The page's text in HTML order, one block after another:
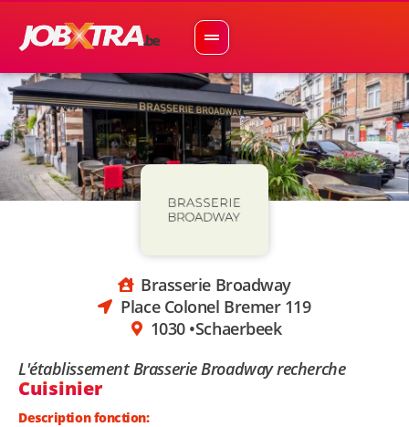
Brasserie Broadway
Place Colonel Bremer 119
1030 •Schaerbeek
L'établissement Brasserie Broadway recherche
Cuisinier
Description fonction: